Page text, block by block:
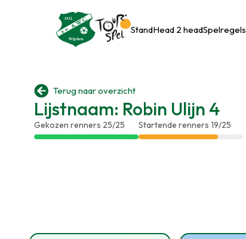
StandHead 2 headSpelregels
 Terug naar overzicht
Lijstnaam: Robin Ulijn 4
Gekozen renners 25/25 Startende renners 19/25